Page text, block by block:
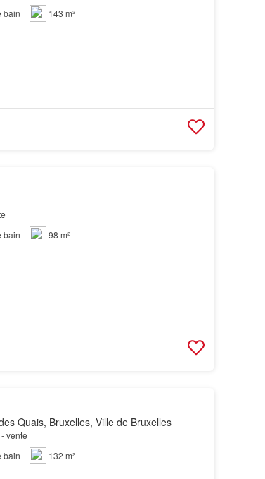
bain 143 m²
bain 98 m²
Quais, Bruxelles, Ville de Bruxelles
- vente
bain 132 m²